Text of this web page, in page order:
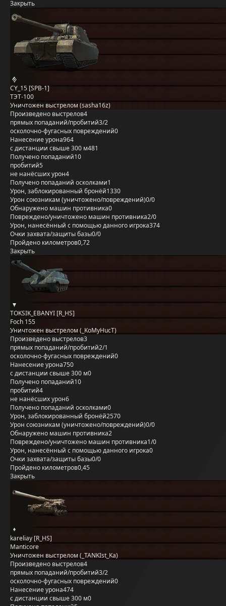
Закрыть
CY_15 [SPB-1]
ТЭТ-100
Уничтожен выстрелом (sasha16z)
Произведено выстрелов4
прямых попаданий/пробитий3/2
осколочно-фугасных повреждений0
Нанесение урона964
с дистанции свыше 300 м481
Получено попаданий10
пробитий5
не нанёсших урон4
Получено попаданий осколками1
Урон, заблокированный бронёй1330
Урон союзникам (уничтожено/повреждений)0/0
Обнаружено машин противника0
Повреждено/уничтожено машин противника2/0
Урон, нанесённый с помощью данного игрока374
Очки захвата/защиты базы0/0
Пройдено километров0,72
Закрыть
TOKSIK_EBANYI [R_HS]
Foch 155
Уничтожен выстрелом (_KoMyHucT)
Произведено выстрелов3
прямых попаданий/пробитий2/1
осколочно-фугасных повреждений0
Нанесение урона750
с дистанции свыше 300 м0
Получено попаданий10
пробитий4
не нанёсших урон6
Получено попаданий осколками0
Урон, заблокированный бронёй2570
Урон союзникам (уничтожено/повреждений)0/0
Обнаружено машин противника2
Повреждено/уничтожено машин противника1/0
Урон, нанесённый с помощью данного игрока0
Очки захвата/защиты базы0/0
Пройдено километров0,45
Закрыть
kareliay [R_HS]
Manticore
Уничтожен выстрелом (_TANKIst_Ka)
Произведено выстрелов4
прямых попаданий/пробитий3/2
осколочно-фугасных повреждений0
Нанесение урона474
с дистанции свыше 300 м0